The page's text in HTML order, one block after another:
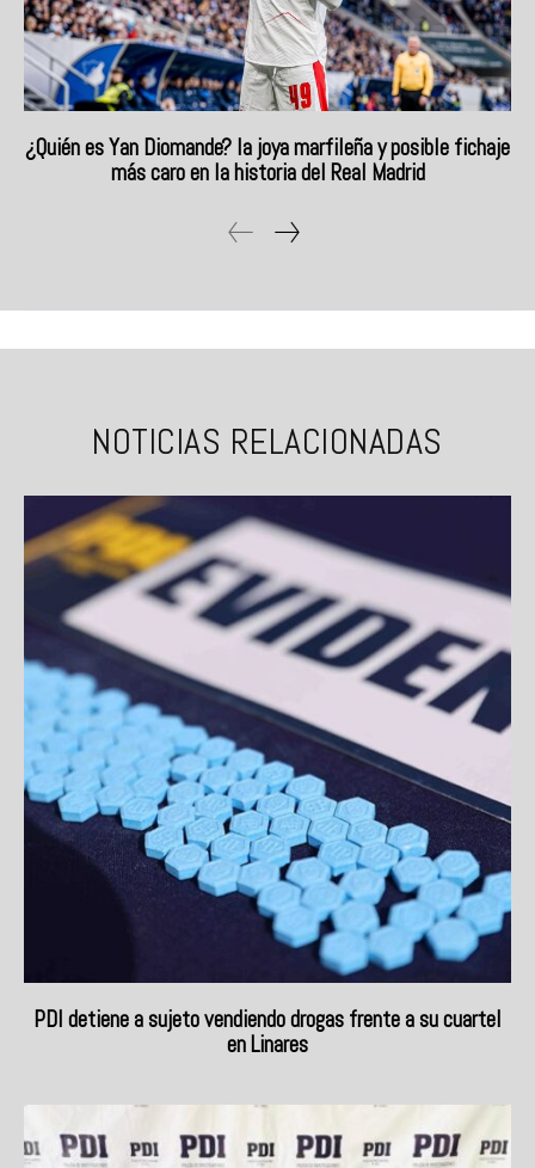
¿Quién es Yan Diomande? la joya marfileña y posible fichaje
más caro en la historia del Real Madrid
NOTICIAS RELACIONADAS
PDI detiene a sujeto vendiendo drogas frente a su cuartel
en Linares